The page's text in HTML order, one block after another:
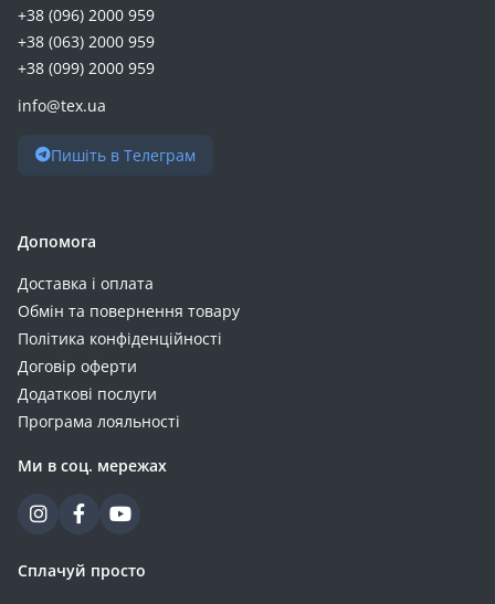
+38 (096) 2000 959
+38 (063) 2000 959
+38 (099) 2000 959
info@tex.ua
Пишіть в Телеграм
Допомога
Доставка і оплата
Обмін та повернення товару
Політика конфіденційності
Договір оферти
Додаткові послуги
Програма лояльності
Ми в соц. мережах
Сплачуй просто